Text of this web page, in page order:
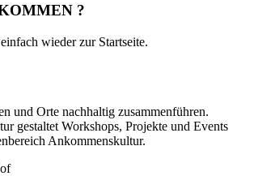
?
wieder zur Startseite.
und Orte nachhaltig zusammenführen.
gestaltet Workshops, Projekte und Events
Ankommenskultur.